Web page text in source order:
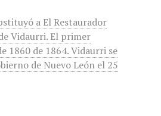
a El Restaurador
Vidaurri. El primer
1860 de 1864. Vidaurri se
de Nuevo León el 25